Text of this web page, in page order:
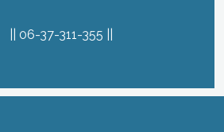
06-37-311-355